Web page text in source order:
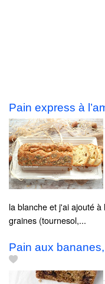
Pain express à
la blanche et j'ai ajouté
graines (tournesol,...
Pain aux